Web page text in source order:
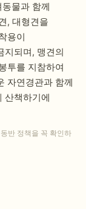
물과 함께
, 대형견을
용이
지되며, 맹견의
투를 지참하여
자연경관과 함께
산책하기에
반 정책을 꼭 확인하